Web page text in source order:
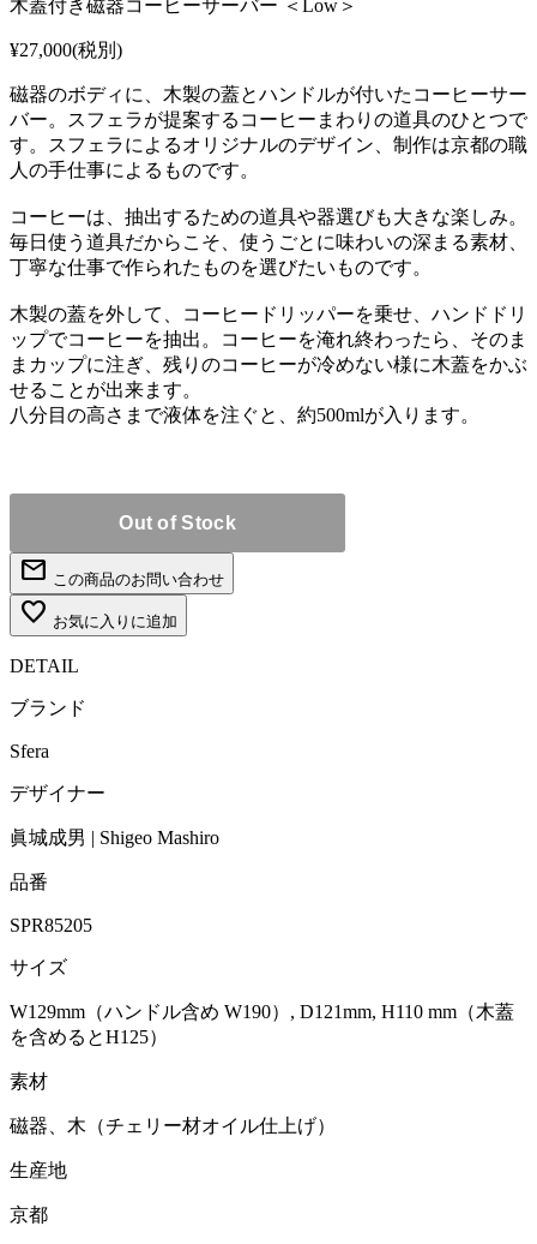
木蓋付き磁器コーヒーサーバー ＜Low＞
¥27,000(税別)
磁器のボディに、木製の蓋とハンドルが付いたコーヒーサー
バー。スフェラが提案するコーヒーまわりの道具のひとつで
す。スフェラによるオリジナルのデザイン、制作は京都の職
人の手仕事によるものです。
コーヒーは、抽出するための道具や器選びも大きな楽しみ。
毎日使う道具だからこそ、使うごとに味わいの深まる素材、
丁寧な仕事で作られたものを選びたいものです。
木製の蓋を外して、コーヒードリッパーを乗せ、ハンドドリ
ップでコーヒーを抽出。コーヒーを淹れ終わったら、そのま
まカップに注ぎ、残りのコーヒーが冷めない様に木蓋をかぶ
せることが出来ます。
八分目の高さまで液体を注ぐと、約500mlが入ります。
mail この商品のお問い合わせ
favorite_border お気に入りに追加
DETAIL
ブランド
Sfera
デザイナー
眞城成男 | Shigeo Mashiro
品番
SPR85205
サイズ
W129mm（ハンドル含め W190）, D121mm, H110 mm（木蓋
を含めるとH125）
素材
磁器、木（チェリー材オイル仕上げ）
生産地
京都